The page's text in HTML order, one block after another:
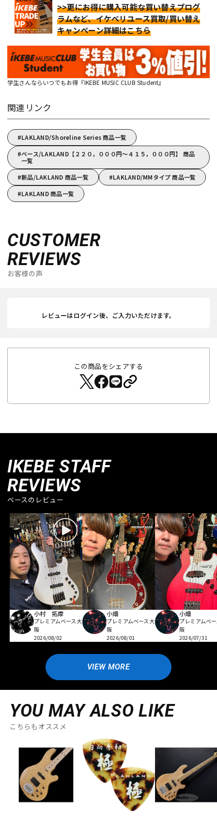
>>更にお得に購入可能な買い替えプログ
ラムなど、イケベリユース買取/買い替え
キャンペーン詳細はこちら
学生さんならいつでもお得『IKEBE MUSIC CLUB Student』
関連リンク
LAKLAND/Shoreline Series 商品一覧
ベース/LAKLAND【２２０，０００円～４１５，０００円】 商品
一覧
新品/LAKLAND 商品一覧
LAKLAND/MMタイプ 商品一覧
LAKLAND 商品一覧
CUSTOMER
REVIEWS
お客様の声
レビューはログイン後、ご入力いただけます。
この商品をシェアする
IKEBE STAFF
REVIEWS
ベースのレビュー
小村 拓摩
プレミアムベース大
阪
2026/08/02
小畑
プレミアムベース大
阪
2026/08/01
小畑
プレミアムベ
阪
2026/07/31
VIEW MORE
YOU MAY ALSO LIKE
こちらもオススメ